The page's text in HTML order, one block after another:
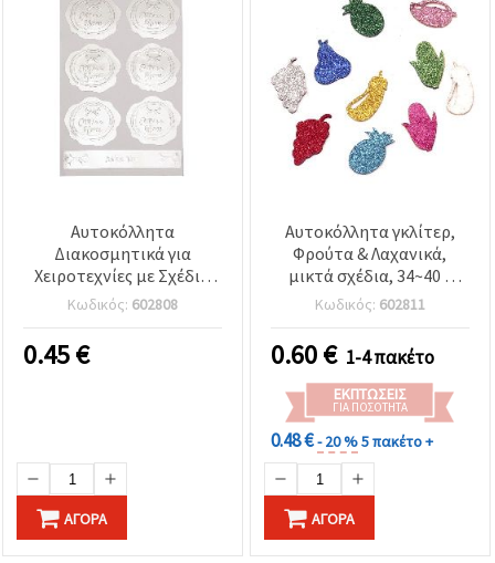
Αυτοκόλλητα
Διακοσμητικά για
Χειροτεχνίες με Σχέδιο
Λουλούδι & Λέξεις, 39x40
mm, Ασημί – 7 τεμ.
Κωδικός: 602808
0.45€
ΑΓΟΡΆ
Αυτοκόλλητα γκλίτερ,
Φρούτα & Λαχανικά,
μικτά σχέδια, 34~40 x
17~31 x 2 mm - 10 τεμ.
Κωδικός: 602811
0.60€ 1-4 πακέτο
ΕΚΠΤΏΣΕΙΣ
ΓΙΑ ΠΟΣΌΤΗΤΑ
0.48 €- 20 %5 πακέτο +
ΑΓΟΡΆ